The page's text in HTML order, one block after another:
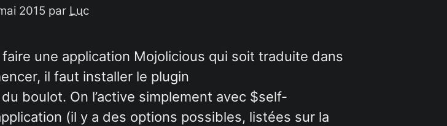
2015 par Luc
une application Mojolicious qui soit traduite dans
il faut installer le plugin
boulot. On l’active simplement avec $self-
(il y a des options possibles, listées sur la